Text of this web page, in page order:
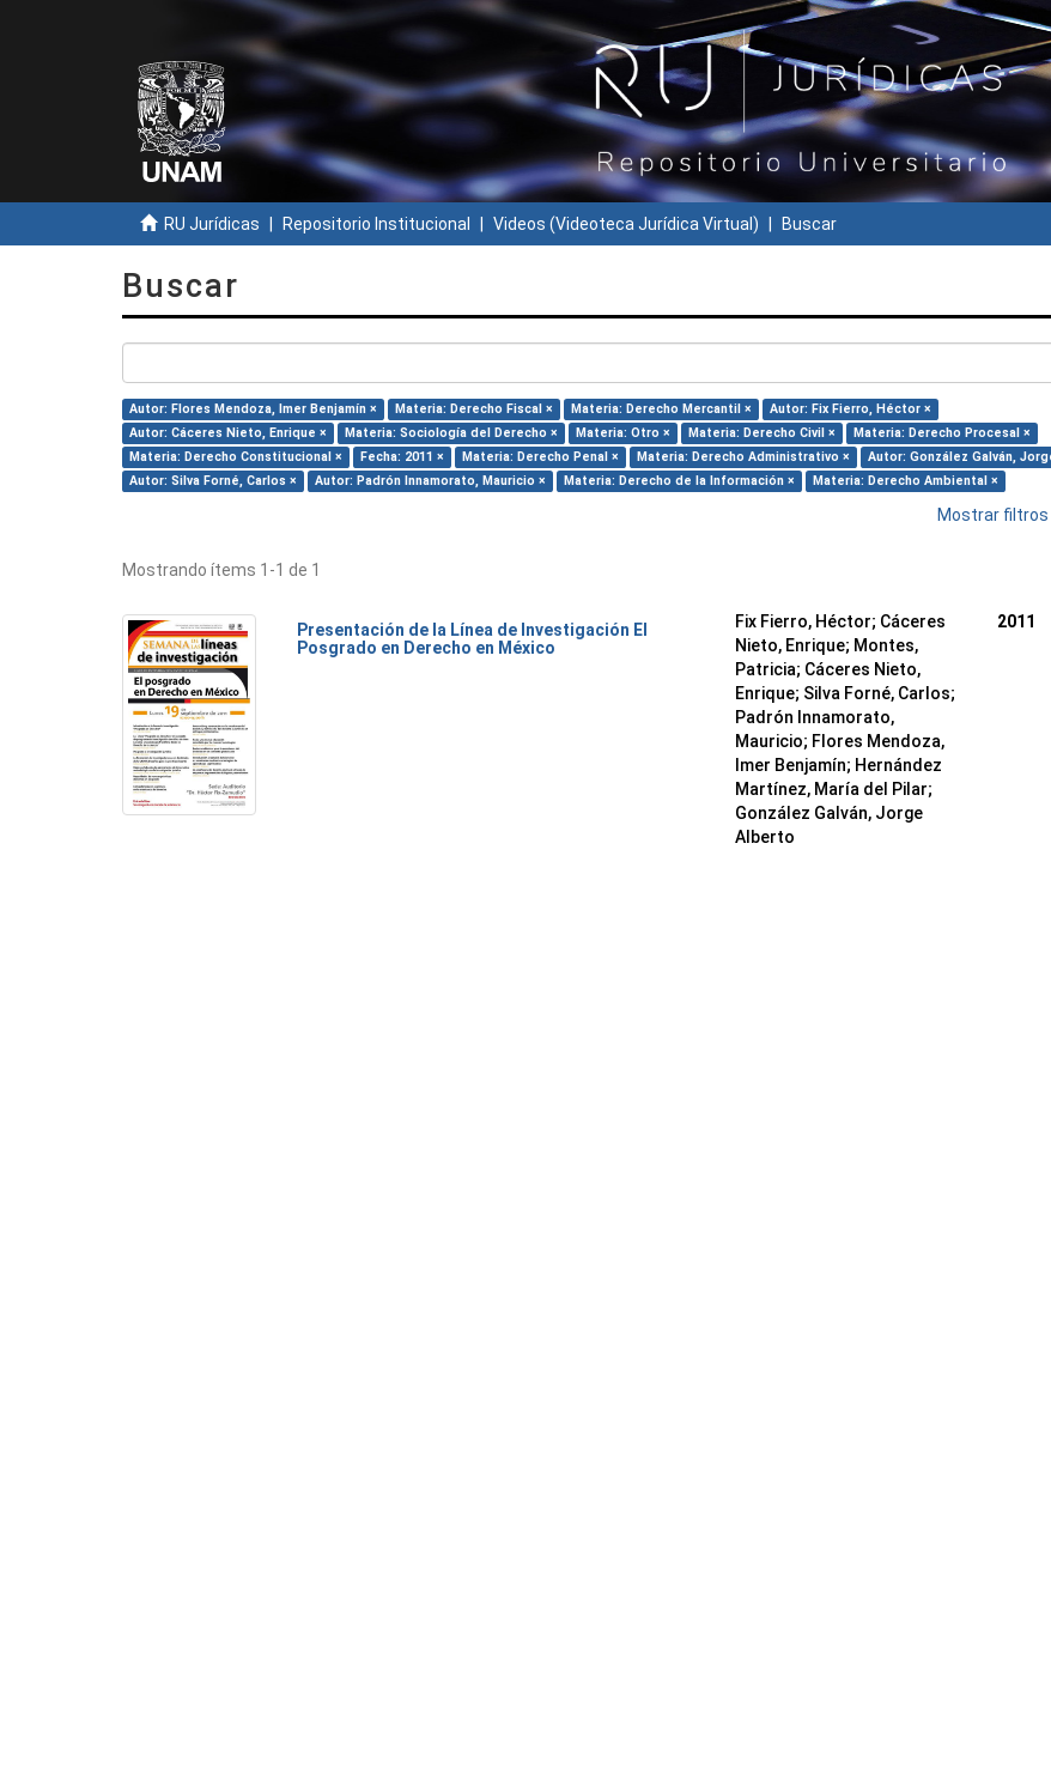
RU Jurídicas Repositorio Institucional Videos (Videoteca Jurídica Virtual) Buscar
Buscar
Autor: Flores Mendoza, Imer Benjamín × Materia: Derecho Fiscal × Materia: Derecho Mercantil ×
Autor: Fix Fierro, Héctor ×
Autor: Cáceres Nieto, Enrique ×
Materia: Sociología del Derecho × Materia: Otro × Materia: Derecho Civil ×
Materia: Derecho Procesal ×
Materia: Derecho Constitucional ×
Fecha: 2011 × Materia: Derecho Penal × Materia: Derecho Administrativo ×
Autor: González Galván,
Autor: Silva Forné, Carlos ×
Autor: Padrón Innamorato, Mauricio × Materia: Derecho de la Información × Materia: Derecho Ambiental ×
Mostrar filtros
Mostrando ítems 1-1 de 1
Presentación de la Línea de Investigación El
Posgrado en Derecho en México
Fix Fierro, Héctor; Cáceres
Nieto, Enrique; Montes,
Patricia; Cáceres Nieto,
Enrique; Silva Forné, Carlos;
Padrón Innamorato,
Mauricio; Flores Mendoza,
Imer Benjamín; Hernández
Martínez, María del Pilar;
González Galván, Jorge
Alberto
2011